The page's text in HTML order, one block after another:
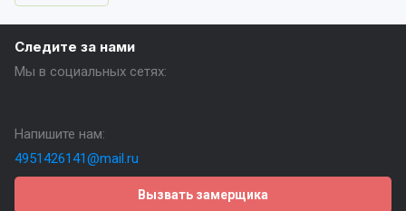
Следите за нами
Мы в социальных сетях:
Напишите нам:
4951426141@mail.ru
Вызвать замерщика